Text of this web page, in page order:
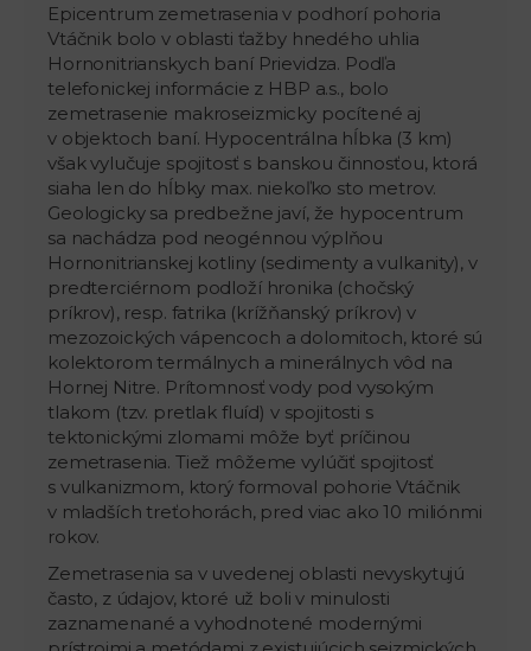
Epicentrum zemetrasenia v podhorí pohoria
Vtáčnik bolo v oblasti ťažby hnedého uhlia
Hornonitrianskych baní Prievidza. Podľa
telefonickej informácie z HBP a.s., bolo
zemetrasenie makroseizmicky pocítené aj
v objektoch baní. Hypocentrálna hĺbka (3 km)
však vylučuje spojitosť s banskou činnosťou, ktorá
siaha len do hĺbky max. niekoľko sto metrov.
Geologicky sa predbežne javí, že hypocentrum
sa nachádza pod neogénnou výplňou
Hornonitrianskej kotliny (sedimenty a vulkanity), v
predterciérnom podloží hronika (chočský
príkrov), resp. fatrika (krížňanský príkrov) v
mezozoických vápencoch a dolomitoch, ktoré sú
kolektorom termálnych a minerálnych vôd na
Hornej Nitre. Prítomnosť vody pod vysokým
tlakom (tzv. pretlak fluíd) v spojitosti s
tektonickými zlomami môže byť príčinou
zemetrasenia. Tiež môžeme vylúčiť spojitosť
s vulkanizmom, ktorý formoval pohorie Vtáčnik
v mladších treťohorách, pred viac ako 10 miliónmi
rokov.
Zemetrasenia sa v uvedenej oblasti nevyskytujú
často, z údajov, ktoré už boli v minulosti
zaznamenané a vyhodnotené modernými